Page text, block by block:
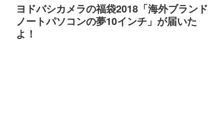
ヨドバシカメラの福袋2018「海外ブランド
ノートパソコンの夢10インチ」が届いた
よ！